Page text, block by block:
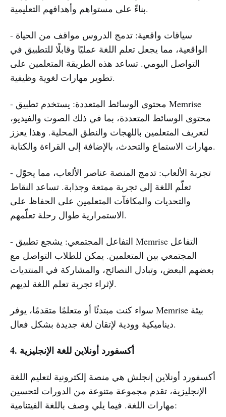
بناءً على مستواهم وأهدافهم التعليمية.
- سياقات واقعية: تدمج الدروس مواقف من الحياة
الواقعية، مما يجعل تعلم اللغة عمليًا وقابلًا للتطبيق في
التواصل اليومي. تساعد هذه الطريقة المتعلمين على
تطوير مهارات لغوية وظيفية.
- محتوى الوسائط المتعددة: يستخدم تطبيق Memrise
محتوى الوسائط المتعددة، بما في ذلك الصوت والفيديو،
لتعريف المتعلمين باللهجات والنطق المحلية. وهذا يعزز
مهارات الاستماع والتحدث، بالإضافة إلى القراءة والكتابة.
- تجربة الألعاب: تدمج المنصة عناصر الألعاب، مما يحوّل
تعلّم اللغة إلى تجربة ممتعة وجذابة. تساعد النقاط
والتحديات والمكافآت المتعلمين على الحفاظ على
الاستمرارية طوال رحلة تعلّمهم.
- التفاعل المجتمعي: يشجع تطبيق Memrise التفاعل
المجتمعي بين المتعلمين. يمكن للطلاب التواصل مع
بعضهم البعض، وتبادل النصائح، والمشاركة في المنتديات
لإثراء تجربة تعلم اللغة لديهم.
سواء كنت مبتدئًا أو متعلمًا متقدمًا، يوفر Memrise بيئة
ديناميكية وودية لإتقان لغة جديدة بشكل فعال.
4. أكسفورد أونلاين للغة الإنجليزية
أكسفورد أونلاين إنجلش هي منصة إلكترونية لتعليم اللغة
الإنجليزية، تقدم مجموعة متنوعة من الدورات لتحسين
مهارات اللغة. فيما يلي وصف باللغة الفيتنامية: